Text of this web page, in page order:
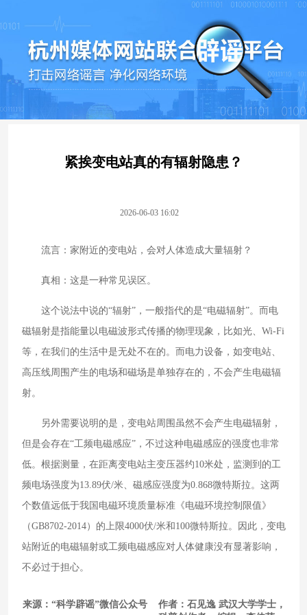
紧挨变电站真的有辐射隐患？
2026-06-03 16:02
流言：家附近的变电站，会对人体造成大量辐射？
真相：这是一种常见误区。
这个说法中说的“辐射”，一般指代的是“电磁辐射”。而电
磁辐射是指能量以电磁波形式传播的物理现象，比如光、Wi-Fi
等，在我们的生活中是无处不在的。而电力设备，如变电站、
高压线周围产生的电场和磁场是单独存在的，不会产生电磁辐
射。
另外需要说明的是，变电站周围虽然不会产生电磁辐射，
但是会存在“工频电磁感应”，不过这种电磁感应的强度也非常
低。根据测量，在距离变电站主变压器约10米处，监测到的工
频电场强度为13.89伏/米、磁感应强度为0.868微特斯拉。这两
个数值远低于我国电磁环境质量标准《电磁环境控制限值》
（GB8702-2014）的上限4000伏/米和100微特斯拉。因此，变电
站附近的电磁辐射或工频电磁感应对人体健康没有显著影响，
不必过于担心。
来源：“科学辟谣”微信公众号 作者：石见逸 武汉大学学士，